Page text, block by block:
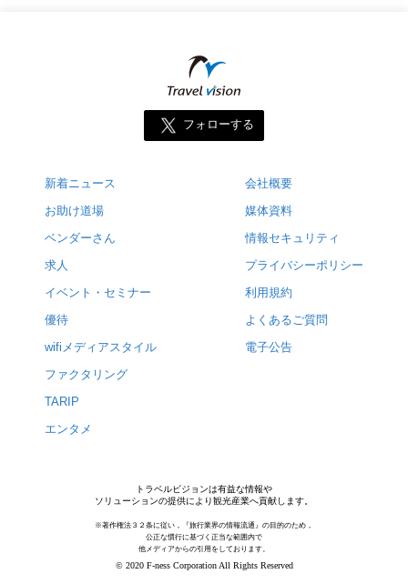
フォローする
新着ニュース
お助け道場
ベンダーさん
求人
イベント・セミナー
優待
wifiメディアスタイル
ファクタリング
TARIP
エンタメ
会社概要
媒体資料
情報セキュリティ
プライバシーポリシー
利用規約
よくあるご質問
電子公告
トラベルビジョンは有益な情報や
ソリューションの提供により観光産業へ貢献します。
※著作権法３２条に従い，『旅行業界の情報流通』の目的のため，
公正な慣行に基づく正当な範囲内で
他メディアからの引用をしております。
© 2020 F-ness Corporation All Rights Reserved